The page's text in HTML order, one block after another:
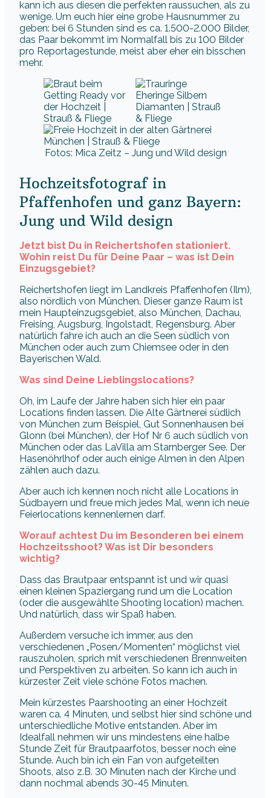
kann ich aus diesen die perfekten raussuchen, als zu
wenige. Um euch hier eine grobe Hausnummer zu
geben: bei 6 Stunden sind es ca. 1.500-2.000 Bilder,
das Paar bekommt im Normalfall bis zu 100 Bilder
pro Reportagestunde, meist aber eher ein bisschen
mehr.
Fotos: Mica Zeitz – Jung und Wild design
Hochzeitsfotograf in
Pfaffenhofen und ganz Bayern:
Jung und Wild design
Jetzt bist Du in Reichertshofen stationiert.
Wohin reist Du für Deine Paar – was ist Dein
Einzugsgebiet?
Reichertshofen liegt im Landkreis Pfaffenhofen (Ilm),
also nördlich von München. Dieser ganze Raum ist
mein Haupteinzugsgebiet, also München, Dachau,
Freising, Augsburg, Ingolstadt, Regensburg. Aber
natürlich fahre ich auch an die Seen südlich von
München oder auch zum Chiemsee oder in den
Bayerischen Wald.
Was sind Deine Lieblingslocations?
Oh, im Laufe der Jahre haben sich hier ein paar
Locations finden lassen. Die Alte Gärtnerei südlich
von München zum Beispiel, Gut Sonnenhausen bei
Glonn (bei München), der Hof Nr 6 auch südlich von
München oder das LaVilla am Starnberger See. Der
Hasenöhrlhof oder auch einige Almen in den Alpen
zählen auch dazu.
Aber auch ich kennen noch nicht alle Locations in
Südbayern und freue mich jedes Mal, wenn ich neue
Feierlocations kennenlernen darf.
Worauf achtest Du im Besonderen bei einem
Hochzeitsshoot? Was ist Dir besonders
wichtig?
Dass das Brautpaar entspannt ist und wir quasi
einen kleinen Spaziergang rund um die Location
(oder die ausgewählte Shooting location) machen.
Und natürlich, dass wir Spaß haben.
Außerdem versuche ich immer, aus den
verschiedenen „Posen/Momenten“ möglichst viel
rauszuholen, sprich mit verschiedenen Brennweiten
und Perspektiven zu arbeiten. So kann ich auch in
kürzester Zeit viele schöne Fotos machen.
Mein kürzestes Paarshooting an einer Hochzeit
waren ca. 4 Minuten, und selbst hier sind schöne und
unterschiedliche Motive entstanden. Aber im
Idealfall nehmen wir uns mindestens eine halbe
Stunde Zeit für Brautpaarfotos, besser noch eine
Stunde. Auch bin ich ein Fan von aufgeteilten
Shoots, also z.B. 30 Minuten nach der Kirche und
dann nochmal abends 30-45 Minuten.